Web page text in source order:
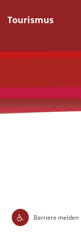
Tourismus
Barriere melden